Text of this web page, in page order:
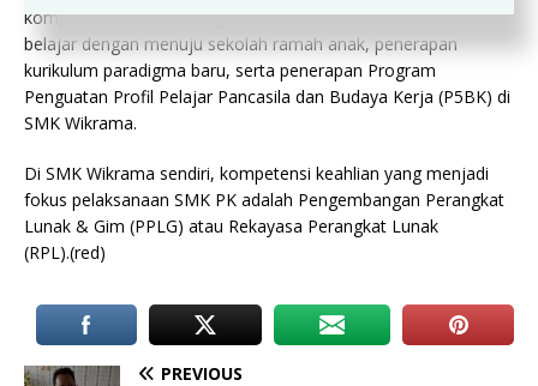
kompetensi SDM, dan juga terbentuknya konsep merdeka
belajar dengan menuju sekolah ramah anak, penerapan
kurikulum paradigma baru, serta penerapan Program
Penguatan Profil Pelajar Pancasila dan Budaya Kerja (P5BK) di
SMK Wikrama.
Di SMK Wikrama sendiri, kompetensi keahlian yang menjadi
fokus pelaksanaan SMK PK adalah Pengembangan Perangkat
Lunak & Gim (PPLG) atau Rekayasa Perangkat Lunak
(RPL).(red)
PREVIOUS